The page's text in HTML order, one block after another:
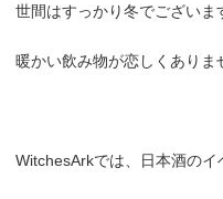
世間はすっかり冬でございま
暖かい飲み物が恋しくありま
WitchesArkでは、日本酒の